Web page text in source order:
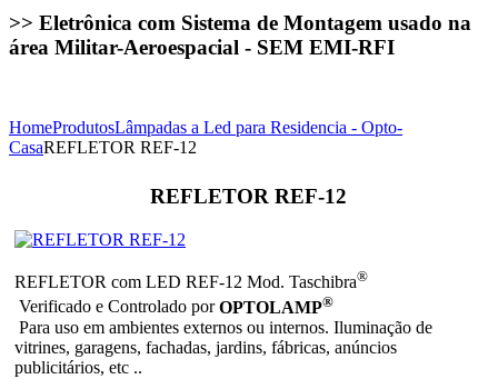
>> Eletrônica com Sistema de Montagem usado na
área Militar-Aeroespacial - SEM EMI-RFI
HomeProdutosLâmpadas a Led para Residencia - Opto-
CasaREFLETOR REF-12
REFLETOR REF-12
REFLETOR com LED REF-12 Mod. Taschibra®
Verificado e Controlado porOPTOLAMP®
Para uso em ambientes externos ou internos. Iluminação de
vitrines, garagens, fachadas, jardins, fábricas, anúncios
publicitários, etc ..